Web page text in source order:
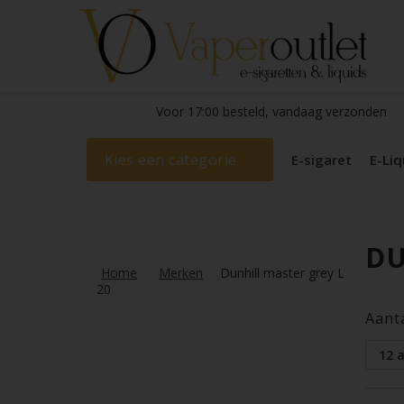
Voor 17:00 besteld, vandaag verzonden
Kies een categorie E-sigaret E-
Home Merken
Dunhill master grey L
20